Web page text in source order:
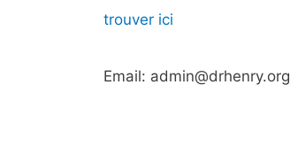
trouver ici
Email: admin@drhenry.org